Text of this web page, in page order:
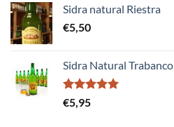
Sidra natural Riestra
€5,50
Sidra Natural Trabanco
Gewaardeerd
5.00
€5,95